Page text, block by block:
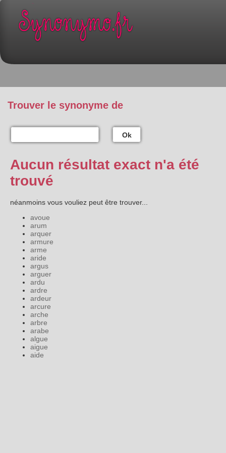
Trouver le synonyme de
Ok
Aucun résultat exact n'a été
trouvé
néanmoins vous vouliez peut être trouver...
avoue
arum
arquer
armure
arme
aride
argus
arguer
ardu
ardre
ardeur
arcure
arche
arbre
arabe
algue
aigue
aide